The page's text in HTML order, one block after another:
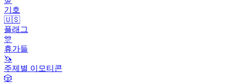
기호
🇺🇸
플래그
🎊
휴가들
🦄
주제별 이모티콘
🎲